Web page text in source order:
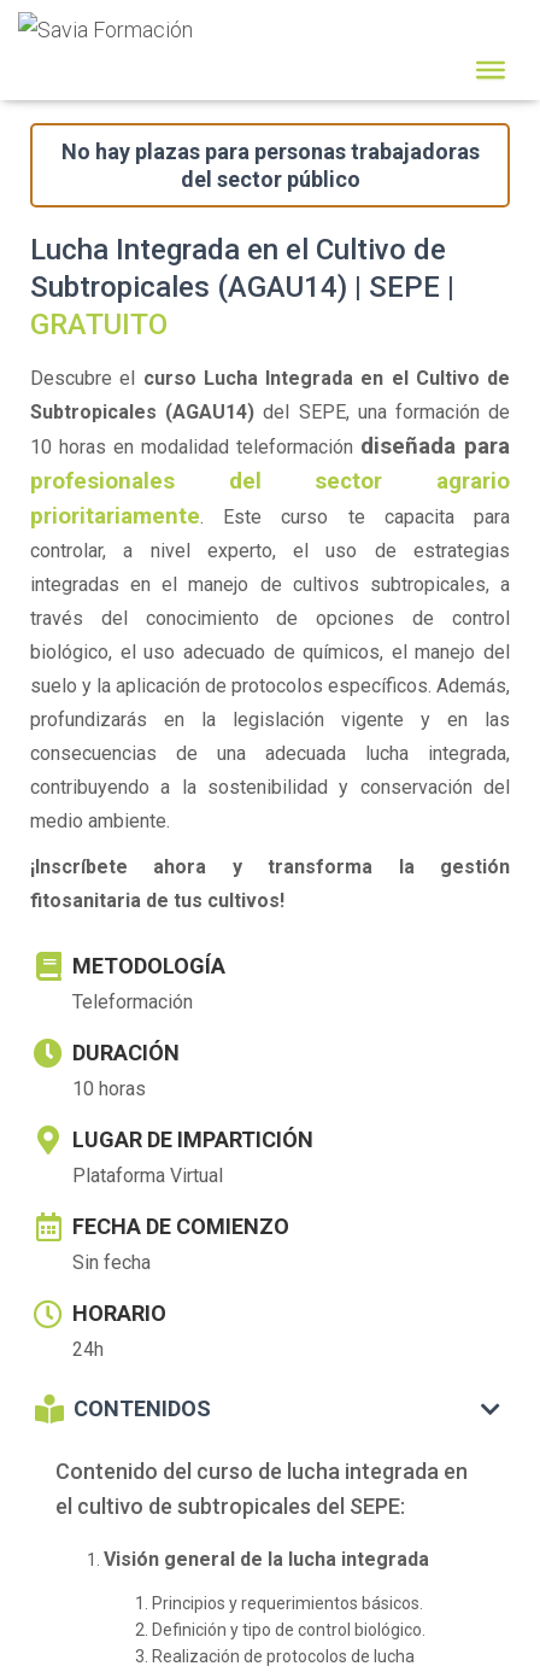
No hay plazas para personas trabajadoras
del sector público
Lucha Integrada en el Cultivo de
Subtropicales (AGAU14) | SEPE |
GRATUITO
Descubre el curso Lucha Integrada en el Cultivo de
Subtropicales (AGAU14) del SEPE, una formación de
10 horas en modalidad teleformación diseñada para
profesionales del sector agrario
prioritariamente. Este curso te capacita para
controlar, a nivel experto, el uso de estrategias
integradas en el manejo de cultivos subtropicales, a
través del conocimiento de opciones de control
biológico, el uso adecuado de químicos, el manejo del
suelo y la aplicación de protocolos específicos. Además,
profundizarás en la legislación vigente y en las
consecuencias de una adecuada lucha integrada,
contribuyendo a la sostenibilidad y conservación del
medio ambiente.
¡Inscríbete ahora y transforma la gestión
fitosanitaria de tus cultivos!
METODOLOGÍA
Teleformación
DURACIÓN
10 horas
LUGAR DE IMPARTICIÓN
Plataforma Virtual
FECHA DE COMIENZO
Sin fecha
HORARIO
24h
CONTENIDOS
Contenido del curso de lucha integrada en
el cultivo de subtropicales del SEPE:
Visión general de la lucha integrada
Principios y requerimientos básicos.
Definición y tipo de control biológico.
Realización de protocolos de lucha